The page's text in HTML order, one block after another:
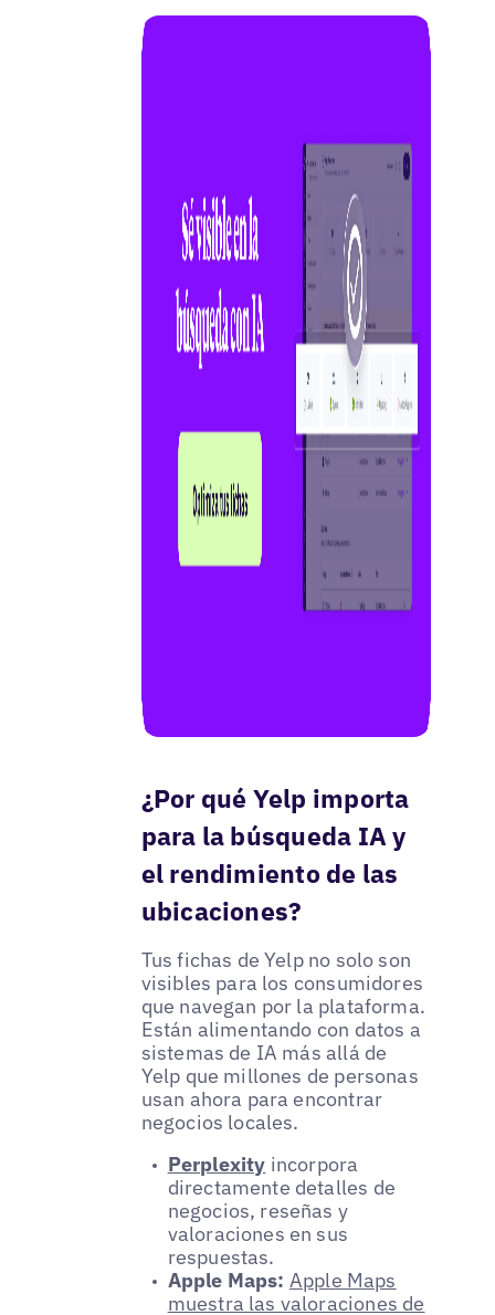
¿Por qué Yelp importa
para la búsqueda IA y
el rendimiento de las
ubicaciones?
Tus fichas de Yelp no solo son
visibles para los consumidores
que navegan por la plataforma.
Están alimentando con datos a
sistemas de IA más allá de
Yelp que millones de personas
usan ahora para encontrar
negocios locales.
Perplexity incorpora
directamente detalles de
negocios, reseñas y
valoraciones en sus
respuestas.
Apple Maps: Apple Maps
muestra las valoraciones de